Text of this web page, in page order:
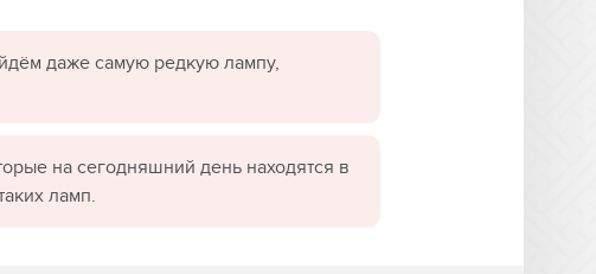
даже самую редкую лампу,
на сегодняшний день находятся в
ламп.